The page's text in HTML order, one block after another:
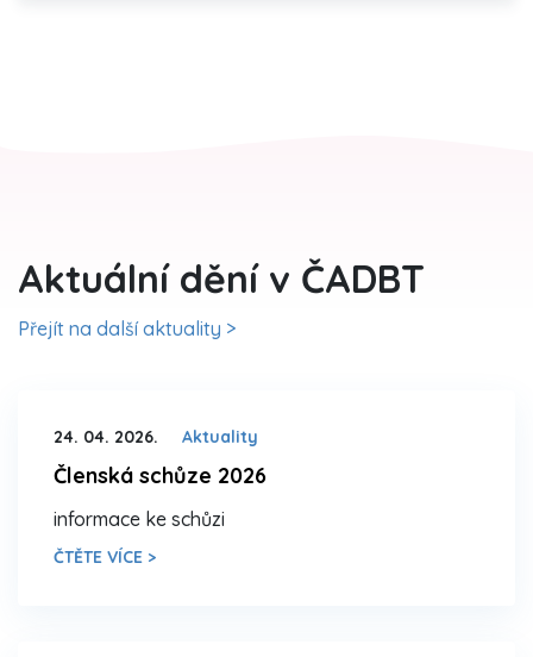
Aktuální dění v ČADBT
Přejít na další aktuality >
24. 04. 2026. Aktuality
Členská schůze 2026
informace ke schůzi
ČTĚTE VÍCE >